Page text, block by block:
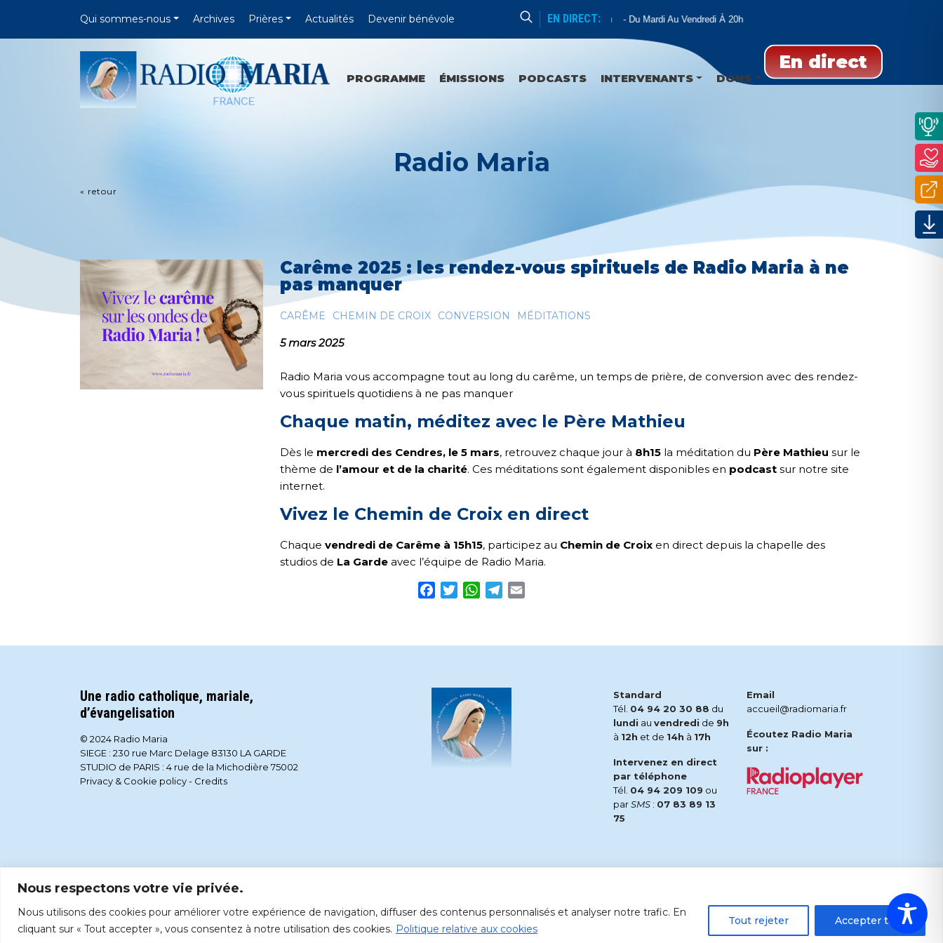
Nous respectons votre vie privée.
Nous utilisons des cookies pour améliorer votre expérience de navigation, diffuser des contenus personnalisés et analyser notre trafic. En
cliquant sur « Tout accepter », vous consentez à notre utilisation des cookies. Politique relative aux cookies
Tout rejeter Accepter tout
Qui sommes-nous Archives Prières Actualités Devenir bénévole EN DIRECT:
Catéchèse Du Père Mathieu Du Mardi Au Vendredi À 20h
En direct
PROGRAMME ÉMISSIONS PODCASTS INTERVENANTS DONS
Radio Maria
« retour
Carême 2025 : les rendez-vous spirituels de Radio Maria à ne
pas manquer
CARÊME CHEMIN DE CROIX CONVERSION MÉDITATIONS
5 mars 2025
Radio Maria vous accompagne tout au long du carême, un temps de prière, de conversion avec des rendez-
vous spirituels quotidiens à ne pas manquer
Chaque matin, méditez avec le Père Mathieu
Dès le mercredi des Cendres, le 5 mars, retrouvez chaque jour à 8h15 la méditation du Père Mathieu sur le
thème de l’amour et de la charité. Ces méditations sont également disponibles en podcast sur notre site
internet.
Vivez le Chemin de Croix en direct
Chaque vendredi de Carême à 15h15, participez au Chemin de Croix en direct depuis la chapelle des
studios de La Garde avec l’équipe de Radio Maria.
Facebook
TwitterWhatsApp
Telegram
Une radio catholique, mariale,
d’évangelisation
© 2024 Radio Maria
SIEGE : 230 rue Marc Delage 83130 LA GARDE
STUDIO de PARIS : 4 rue de la Michodière 75002
Privacy & Cookie policy- Credits
Standard
Tél. 04 94 20 30 88 du
lundi au vendredi de 9h
à 12h et de 14h à 17h
Intervenez en direct
par téléphone
Tél. 04 94 209 109 ou
parSMS : 07 83 89 13
75
Email
accueil@radiomaria.fr
Écoutez Radio Maria
sur :